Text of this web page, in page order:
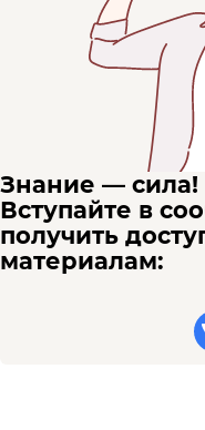
Знание — сила!
Вступайте в
получить
материалам: